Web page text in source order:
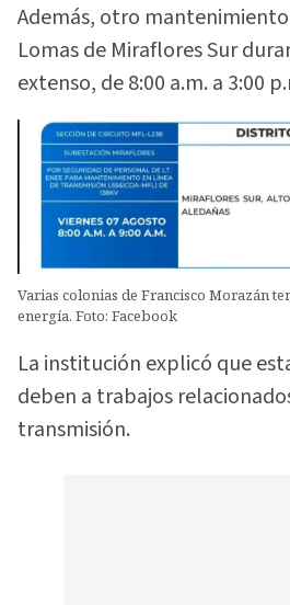
Además, otro
Lomas de Miraflores Sur
extenso, de 8:00 a.m. a 3:00
Varias colonias de Francisco Morazán
energía. Foto: Facebook
La institución explicó que
deben a trabajos
transmisión.